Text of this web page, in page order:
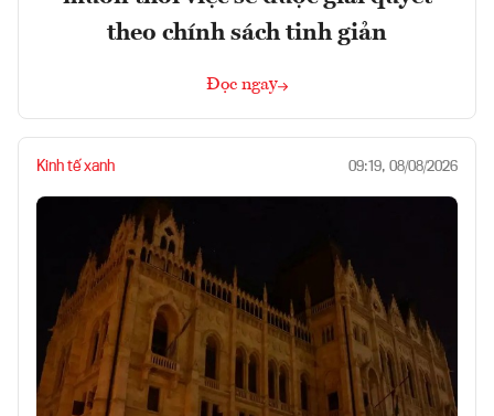
theo chính sách tinh giản
Đọc ngay
Kinh tế xanh 09:19, 08/08/2026